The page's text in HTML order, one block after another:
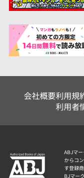
会社概要利用規
利用者
ABJマ
からコ
す登録
BJマー